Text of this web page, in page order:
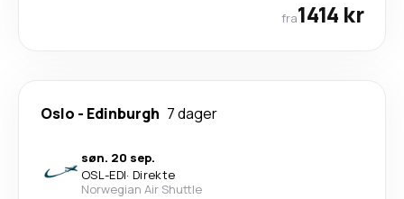
fra1414 kr
Oslo - Edinburgh 7 dager
søn. 20 sep.
OSL-EDI· Direkte
Norwegian Air Shuttle